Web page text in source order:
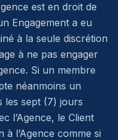
est en droit de
Engagement a eu
à la seule discrétion
à ne pas engager
Si un membre
néanmoins un
les sept (7) jours
l’Agence, le Client
à l’Agence comme si